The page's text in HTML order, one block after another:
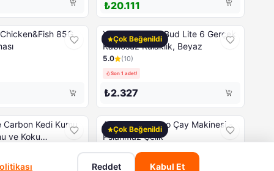
₺20.111
85G
Çok Beğenildi
XIAOMI REDMI Bud Lite 6 Gerçek
Kablosuz Kulaklık, Beyaz
5.0 (10)
Son 1 adet!
₺2.327
Carbon Kedi Kumu
ve Koku
Çok Beğenildi
Arzum Çayci Eco Çay Makinesi -
Pslanmaz Çelik
Ücretsiz Kargo
Reddet Kabul Et